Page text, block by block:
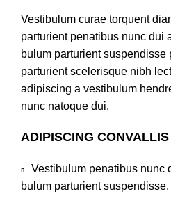
Vestibulum curae torquent
parturient penatibus nunc dui
bulum parturient suspendisse
parturient scelerisque nibh
adipiscing a vestibulum
nunc natoque dui.
ADIPISCING
Vestibulum penatibus nunc
bulum parturient suspendisse.